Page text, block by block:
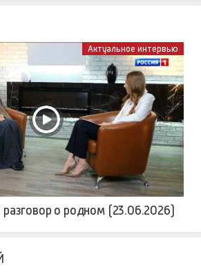
Актуальное интервью
разговор о родном (23.06.2026)